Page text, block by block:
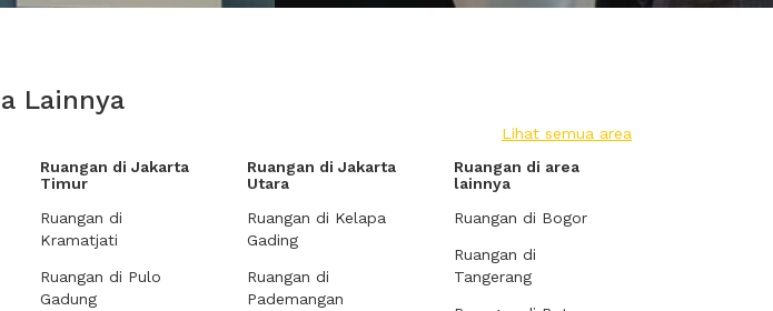
Lainnya
Lihat semua area
Ruangan di Jakarta
Timur
Ruangan di
Kramatjati
Ruangan di Pulo
Gadung
Ruangan di Jakarta
Utara
Ruangan di Kelapa
Gading
Ruangan di
Pademangan
Ruangan di area
lainnya
Ruangan di Bogor
Ruangan di
Tangerang